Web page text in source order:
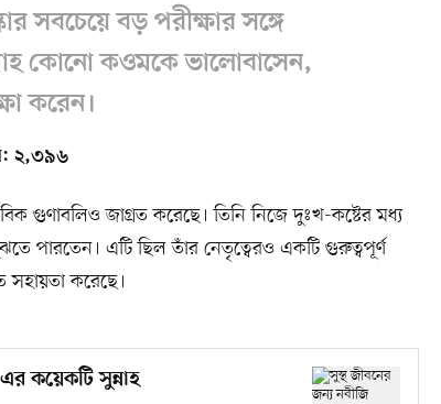
সবচেয়ে বড় পরীক্ষার সঙ্গে
কোনো কওমকে ভালোবাসেন,
করেন।
২,৩৯৬
গুণাবলিও জাগ্রত করেছে। তিনি নিজে দুঃখ-কষ্টের মধ্য
পারতেন। এটি ছিল তাঁর নেতৃত্বেরও একটি গুরুত্বপূর্ণ
করেছে।
কয়েকটি সুন্নাহ